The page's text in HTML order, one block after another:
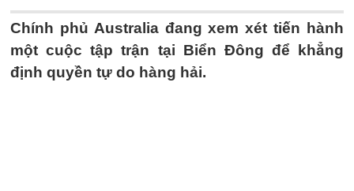
Chính phủ Australia đang xem xét tiến hành
một cuộc tập trận tại Biển Đông để khẳng
định quyền tự do hàng hải.